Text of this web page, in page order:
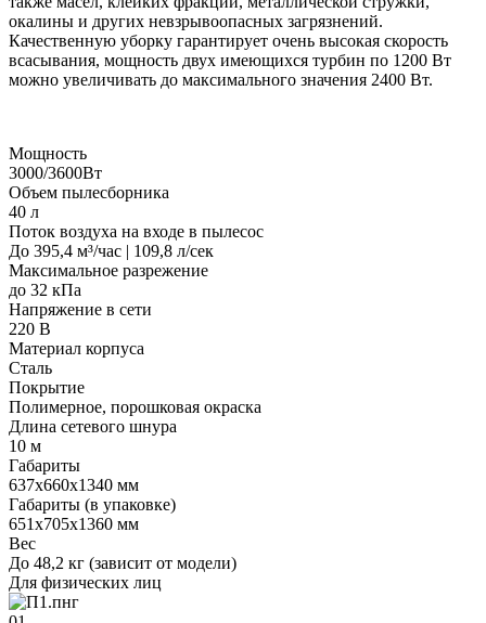
окалины и других невзрывоопасных загрязнений.
Качественную уборку гарантирует очень высокая скорость
всасывания, мощность двух имеющихся турбин по 1200 Вт
можно увеличивать до максимального значения 2400 Вт.
Мощность
3000/3600Вт
Объем пылесборника
40 л
Поток воздуха на входе в пылесос
До 395,4 м³/час | 109,8 л/сек
Максимальное разрежение
до 32 кПа
Напряжение в сети
220 В
Материал корпуса
Сталь
Покрытие
Полимерное, порошковая окраска
Длина сетевого шнура
10 м
Габариты
637х660х1340 мм
Габариты (в упаковке)
651х705х1360 мм
Вес
До 48,2 кг (зависит от модели)
Для физических лиц